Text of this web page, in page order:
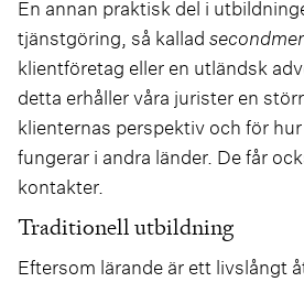
En annan praktisk del i
tjänstgöring, så kallad
klientföretag eller en utländsk
detta erhåller våra jurister en
klienternas perspektiv och för
fungerar i andra länder. De får
kontakter.
Traditionell utbildning
Eftersom lärande är ett livslångt